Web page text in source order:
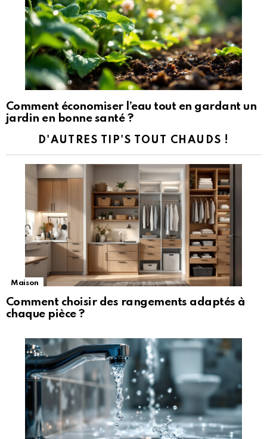
Comment économiser l’eau tout en gardant un
jardin en bonne santé ?
D'AUTRES TIP'S TOUT CHAUDS !
Maison
Comment choisir des rangements adaptés à
chaque pièce ?